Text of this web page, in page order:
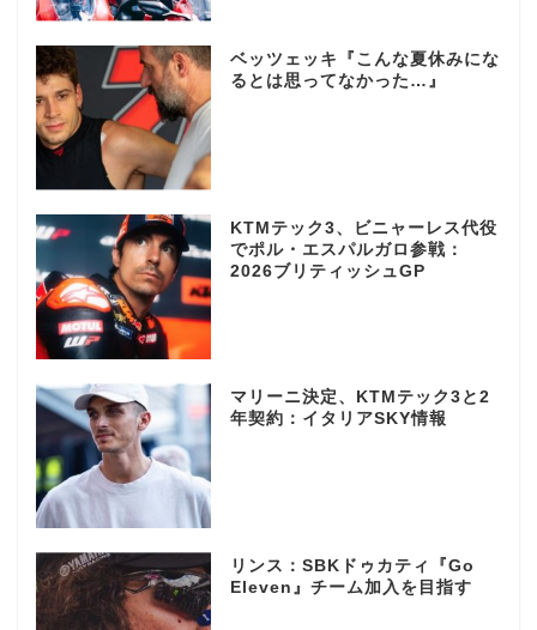
ベッツェッキ『こんな夏休みにな
るとは思ってなかった…』
KTMテック3、ビニャーレス代役
でポル・エスパルガロ参戦：
2026ブリティッシュGP
マリーニ決定、KTMテック3と2
年契約：イタリアSKY情報
リンス：SBKドゥカティ『Go
Eleven』チーム加入を目指す